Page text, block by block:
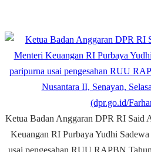
Ketua Badan Anggaran DPR RI Said
Keuangan RI Purbaya Yudhi